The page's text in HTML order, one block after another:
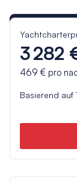
3 282
469 €pro
Basierend auf